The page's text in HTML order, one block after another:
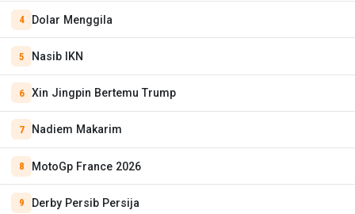
Dolar Menggila
Nasib IKN
Xin Jingpin Bertemu Trump
Nadiem Makarim
MotoGp France 2026
Derby Persib Persija